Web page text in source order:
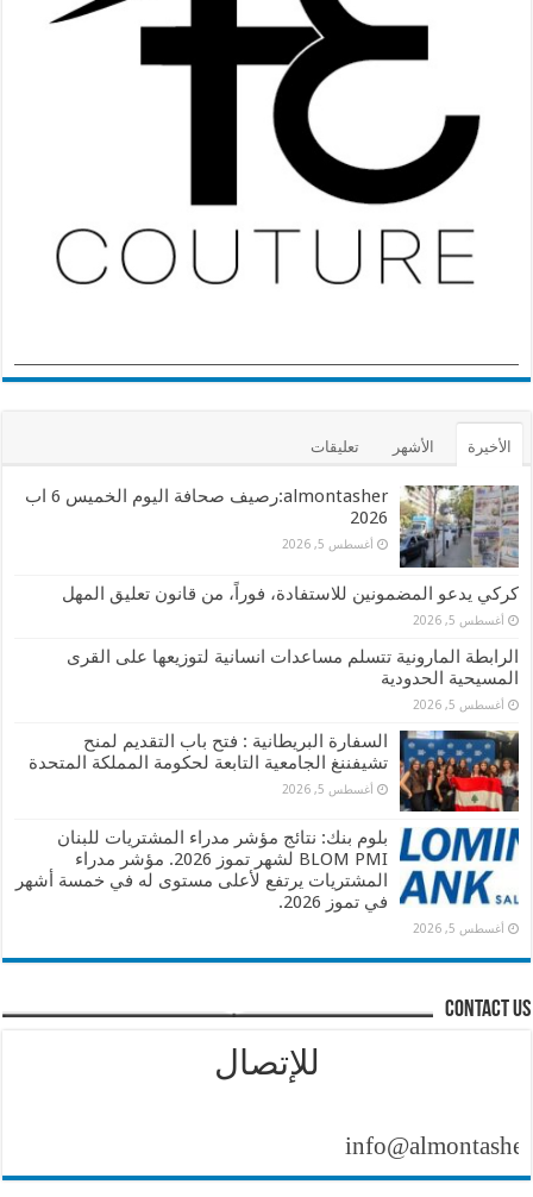
الأخيرة الأشهر تعليقات
almontasher:رصيف صحافة اليوم الخميس 6 اب
2026
أغسطس 5, 2026
كركي يدعو المضمونين للاستفادة، فوراً، من قانون تعليق المهل
أغسطس 5, 2026
الرابطة المارونية تتسلم مساعدات انسانية لتوزيعها على القرى
المسيحية الحدودية
أغسطس 5, 2026
السفارة البريطانية : فتح باب التقديم لمنح
تشيفننغ الجامعية التابعة لحكومة المملكة المتحدة
أغسطس 5, 2026
بلوم بنك: نتائج مؤشر مدراء المشتريات للبنان
BLOM PMI لشهر تموز 2026. مؤشر مدراء
المشتريات يرتفع لأعلى مستوى له في خمسة أشهر
في تموز 2026.
أغسطس 5, 2026
contact us
للإتصال
info@almontasher.com